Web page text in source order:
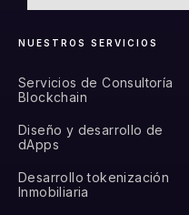
NUESTROS SERVICIOS
Servicios de Consultoría
Blockchain
Diseño y desarrollo de
dApps
Desarrollo tokenización
Inmobiliaria